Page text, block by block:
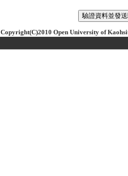
Copyright(C)2010 Open University of